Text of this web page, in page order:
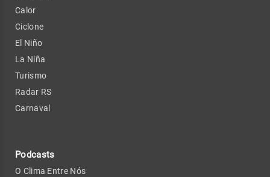
Calor
Ciclone
El Niño
La Niña
Turismo
Radar RS
Carnaval
Podcasts
O Clima Entre Nós